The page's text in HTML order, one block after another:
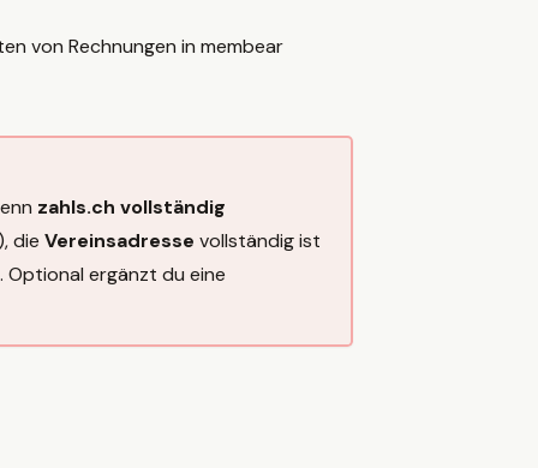
von Rechnungen in membear
zahls.ch vollständig
die Vereinsadresse vollständig ist
ergänzt du eine